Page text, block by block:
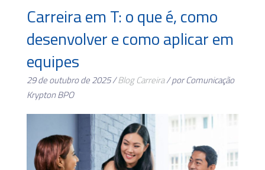
Carreira em T: o que é, como
desenvolver e como aplicar em
equipes
29 de outubro de 2025 /Blog Carreira/ por Comunicação
Krypton BPO